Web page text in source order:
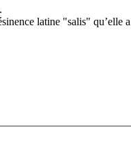
latine "salis"